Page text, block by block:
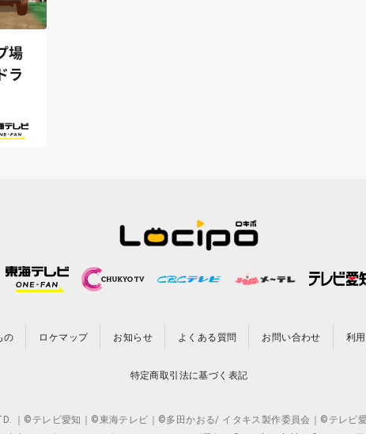
場
ラ
の ロケマップ お知らせ よくある質問 お問い合わせ 利
特定商取引法に基づく表記
｜©テレビ愛知｜©東海テレビ｜©多田かおる/ イタキス製作委員会｜©テレビ